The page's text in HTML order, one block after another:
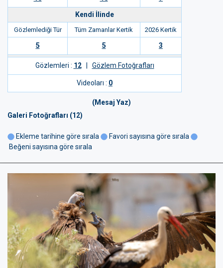
Kendi İlinde
Gözlemlediği Tür Tüm Zamanlar Kertik 2026 Kertik
5 5 3
Gözlemleri : 12| Gözlem Fotoğrafları
Videoları : 0
(Mesaj Yaz)
Galeri Fotoğrafları (12)
Ekleme tarihine göre sırala
Favori sayısına göre sırala
Beğeni sayısına göre sırala